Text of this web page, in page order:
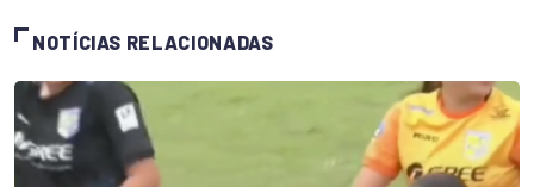
NOTÍCIAS RELACIONADAS